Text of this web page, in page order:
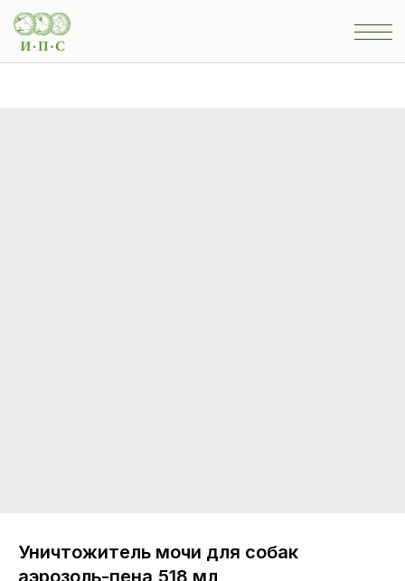
Уничтожитель мочи для собак
аэрозоль-пена,518 мл